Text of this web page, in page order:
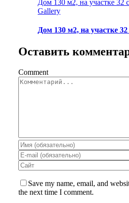
Дом 130 м2, на участке 32
Gallery
Дом 130 м2, на участке
Оставить
Comment
Save my name, email, and
the next time I comment.